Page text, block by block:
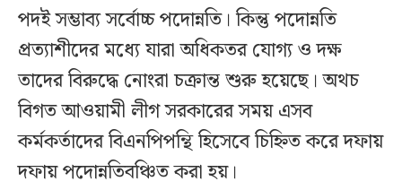
পদই সম্ভাব্য সর্বোচ্চ পদোন্নতি। কিন্তু পদোন্নতি
প্রত্যাশীদের মধ্যে যারা অধিকতর যোগ্য ও দক্ষ
তাদের বিরুদ্ধে নোংরা চক্রান্ত শুরু হয়েছে। অথচ
বিগত আওয়ামী লীগ সরকারের সময় এসব
কর্মকর্তাদের বিএনপিপন্থি হিসেবে চিহ্নিত করে দফায়
দফায় পদোন্নতিবঞ্চিত করা হয়।